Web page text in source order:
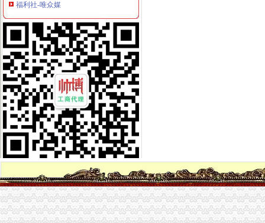
在线福利社|汇集互联网在线福利
福利社_百度百科
福利社吧
精品福利社|只为精品专注精品
福利社
福利社
600伊人福利社
在线福利社zxfuli
福利社
500宅男福利社
免费zxfuli福利社影院
全民福利社--免费提供全国各公司福委会等单位的公开平台
福利社-每天千款优惠券秒,一折限时疯抢！-福利社
IT福利社
撸吧福利社
品宝贝福利社|品宅男福利社天天更新！每日有福利,来找福利
UU福利社